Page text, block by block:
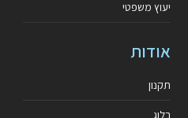
יעוץ משפטי
אודות
תקנון